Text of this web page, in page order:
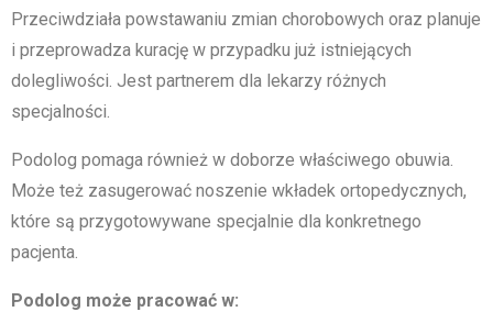
Przeciwdziała powstawaniu zmian chorobowych oraz planuje
i przeprowadza kurację w przypadku już istniejących
dolegliwości. Jest partnerem dla lekarzy różnych
specjalności.
Podolog pomaga również w doborze właściwego obuwia.
Może też zasugerować noszenie wkładek ortopedycznych,
które są przygotowywane specjalnie dla konkretnego
pacjenta.
Podolog może pracować w: